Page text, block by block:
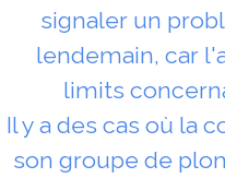
signaler un
lendemain, car
limits
Il y a des cas où la
son groupe de